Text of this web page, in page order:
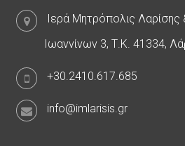
Ιερά Μητρόπολις Λαρίσης
Ιωαννίνων 3, Τ.Κ. 41334,
+30.2410.617.685
info@imlarisis.gr